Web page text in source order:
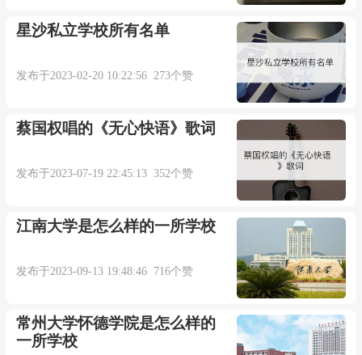
星沙私立学校所有名单
发布于2023-02-20 10:22:56 273个赞
蔡国权唱的《无心快语》歌词
发布于2023-07-19 22:45:13 352个赞
江南大学是怎么样的一所学校
发布于2023-09-13 19:48:46 716个赞
常州大学怀德学院是怎么样的
一所学校